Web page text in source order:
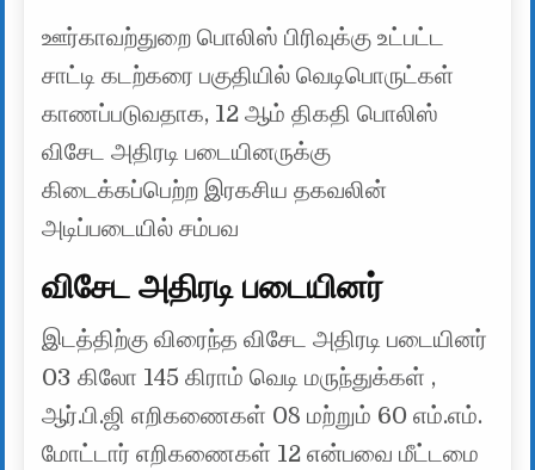
ஊர்காவற்துறை பொலிஸ் பிரிவுக்கு உட்பட்ட
சாட்டி கடற்கரை பகுதியில் வெடிபொருட்கள்
காணப்படுவதாக, 12 ஆம் திகதி பொலிஸ்
விசேட அதிரடி படையினருக்கு
கிடைக்கப்பெற்ற இரகசிய தகவலின்
அடிப்படையில் சம்பவ
விசேட அதிரடி படையினர்
இடத்திற்கு விரைந்த விசேட அதிரடி படையினர்
03 கிலோ 145 கிராம் வெடி மருந்துக்கள் ,
ஆர்.பி.ஜி எறிகணைகள் 08 மற்றும் 60 எம்.எம்.
மோட்டார் எறிகணைகள் 12 என்பவை மீட்டமை